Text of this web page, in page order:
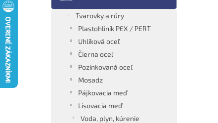
Tvarovky a rúry
Plastohliník PEX / PERT
Uhlíková oceľ
Čierna oceľ
Pozinkovaná oceľ
Mosadz
Pájkovacia meď
Lisovacia meď
Voda, plyn, kúrenie